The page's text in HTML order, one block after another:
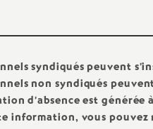
syndiqués peuvent
non syndiqués
d’absence est
information, vous